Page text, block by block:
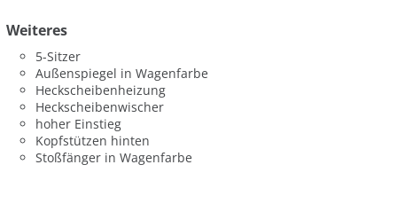
Weiteres
5-Sitzer
Außenspiegel in Wagenfarbe
Heckscheibenheizung
Heckscheibenwischer
hoher Einstieg
Kopfstützen hinten
Stoßfänger in Wagenfarbe